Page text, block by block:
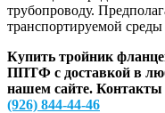
трубопроводу.
транспортируемой среды
Купить тройник
ППТФ с доставкой в
нашем сайте. Контакты
(926) 844-44-46